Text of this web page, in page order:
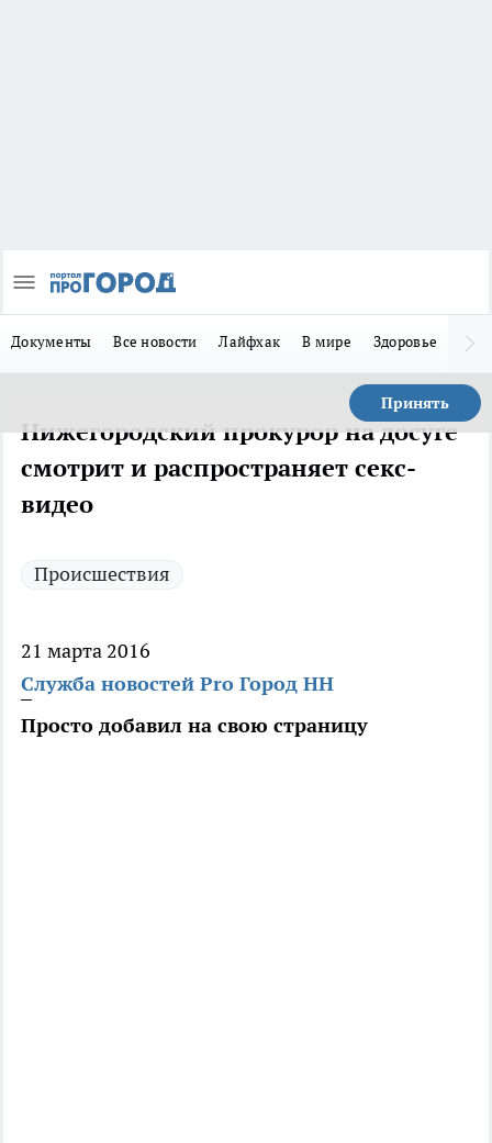
Документы Все новости Лайфхак В мире Здоровье
Принять
Нижегородский прокурор на досуге
смотрит и распространяет секс-
видео
Происшествия
21 марта 2016
Служба новостей Pro Город НН
Просто добавил на свою страницу